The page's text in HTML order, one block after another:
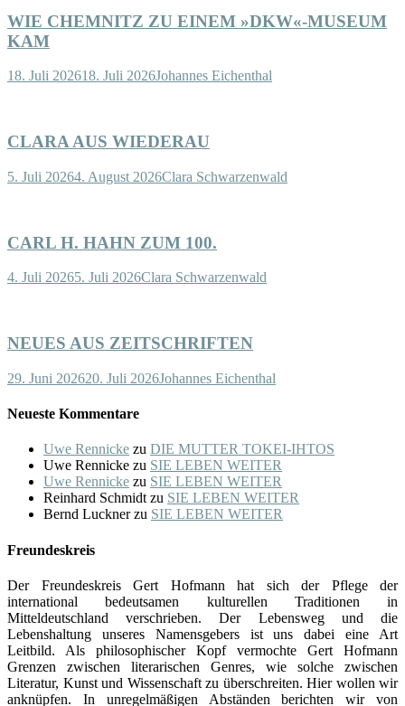
WIE CHEMNITZ ZU EINEM »DKW«-MUSEUM
KAM
18. Juli 202618. Juli 2026Johannes Eichenthal
CLARA AUS WIEDERAU
5. Juli 20264. August 2026Clara Schwarzenwald
CARL H. HAHN ZUM 100.
4. Juli 20265. Juli 2026Clara Schwarzenwald
NEUES AUS ZEITSCHRIFTEN
29. Juni 202620. Juli 2026Johannes Eichenthal
Neueste Kommentare
Uwe Rennicke zu DIE MUTTER TOKEI-IHTOS
Uwe Rennicke zu SIE LEBEN WEITER
Uwe Rennicke zu SIE LEBEN WEITER
Reinhard Schmidt zu SIE LEBEN WEITER
Bernd Lucknerzu SIE LEBEN WEITER
Freundeskreis
Der Freundeskreis Gert Hofmann hat sich der Pflege der
international bedeutsamen kulturellen Traditionen in
Mitteldeutschland verschrieben. Der Lebensweg und die
Lebenshaltung unseres Namensgebers ist uns dabei eine Art
Leitbild. Als philosophischer Kopf vermochte Gert Hofmann
Grenzen zwischen literarischen Genres, wie solche zwischen
Literatur, Kunst und Wissenschaft zu überschreiten. Hier wollen wir
anknüpfen. In unregelmäßigen Abständen berichten wir von